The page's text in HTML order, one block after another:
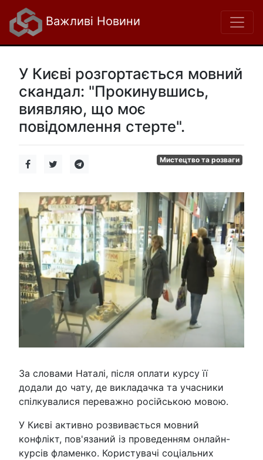
Важливі Новини
У Києві розгортається мовний
скандал: "Прокинувшись,
виявляю, що моє
повідомлення стерте".
Мистецтво та розваги
За словами Наталі, після оплати курсу її
додали до чату, де викладачка та учасники
спілкувалися переважно російською мовою.
У Києві активно розвивається мовний
конфлікт, пов'язаний із проведенням онлайн-
курсів фламенко. Користувачі соціальних